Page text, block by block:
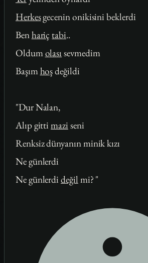
Herkesgecenin onikisini beklerdi
Benhariç tabi..
Oldumolası sevmedim
Başımhoşdeğildi
"Dur Nalan,
Alıp gittimazi seni
Renksiz dünyanın minik kızı
Ne günlerdi
Ne günlerdideğil mi? "